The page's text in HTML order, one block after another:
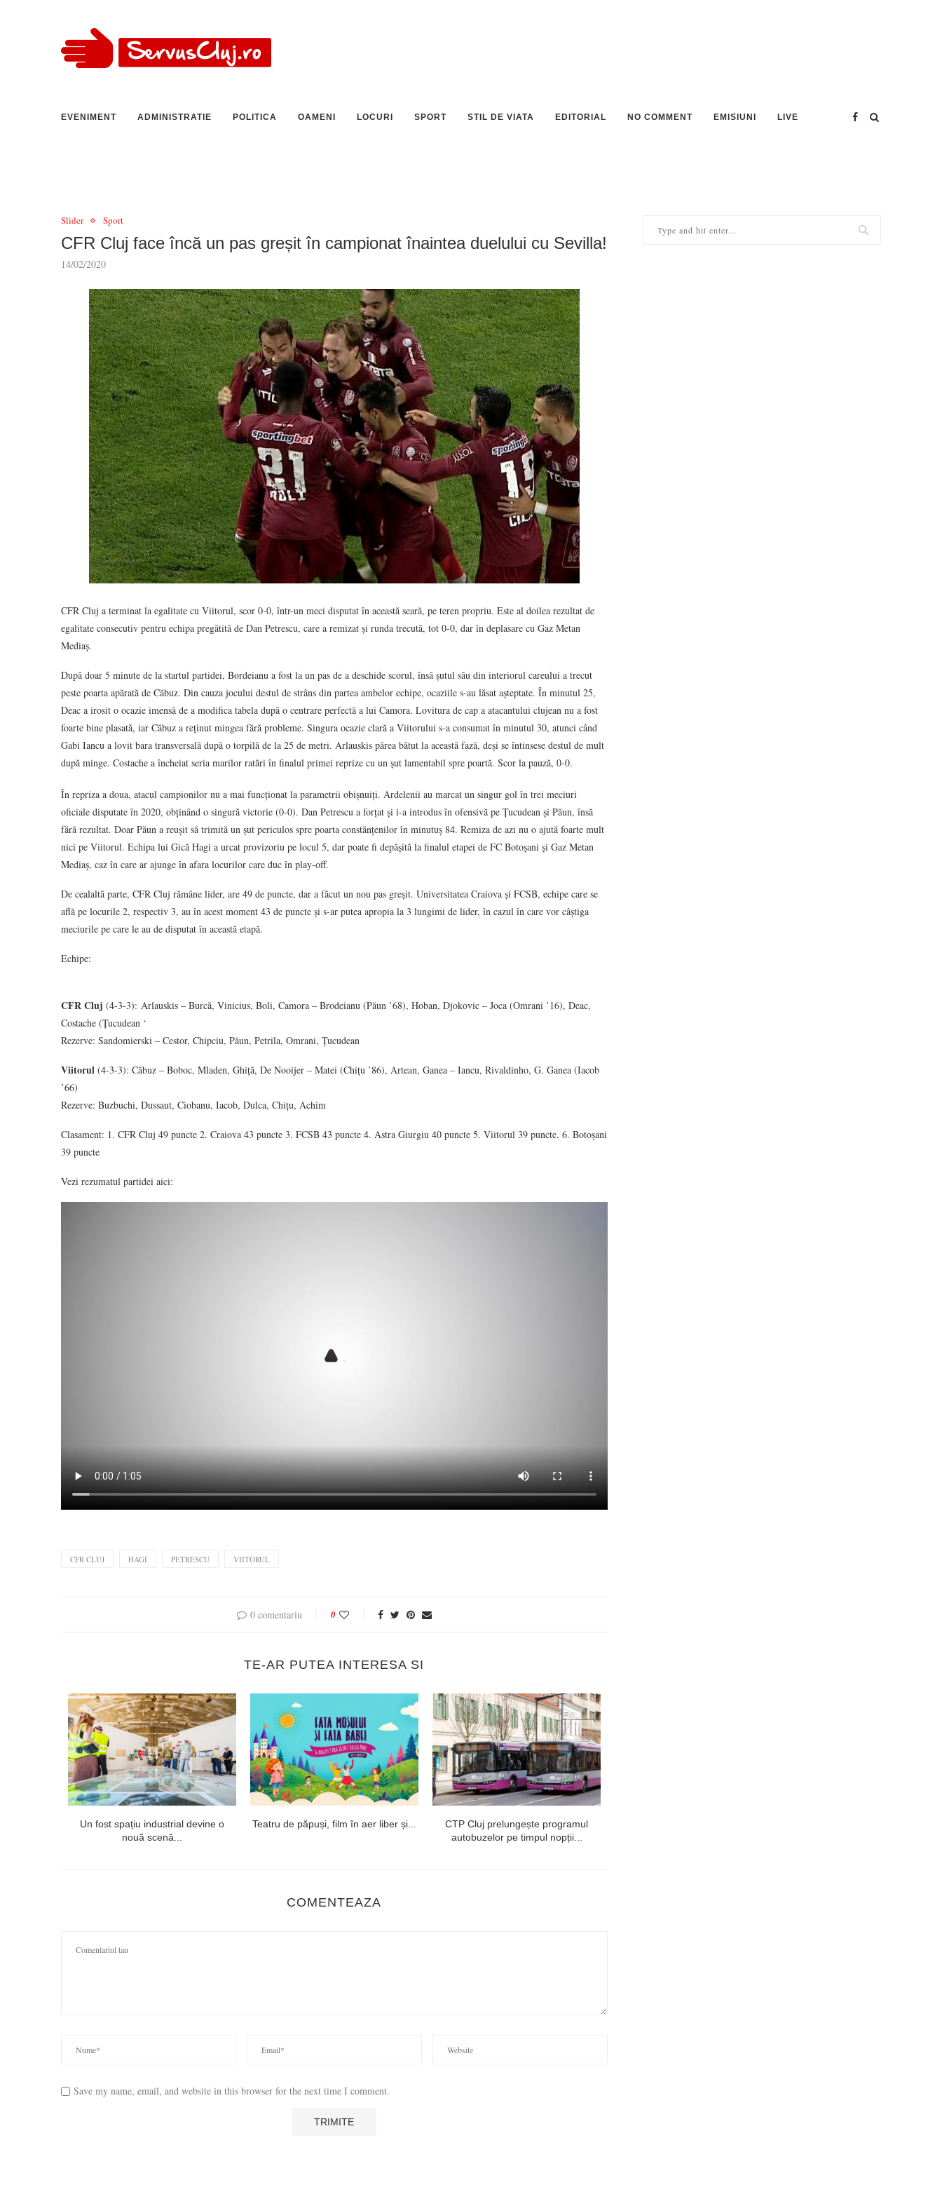
EVENIMENT ADMINISTRATIE POLITICA OAMENI LOCURI SPORT STIL DE VIATA EDITORIAL NO COMMENT EMISIUNI LIVE
Slider Sport
CFR Cluj face încă un pas greșit în campionat înaintea duelului cu Sevilla!
14/02/2020
CFR Cluj a terminat la egalitate cu Viitorul, scor 0-0, într-un meci disputat în această seară, pe teren propriu. Este al doilea rezultat de
egalitate consecutiv pentru echipa pregătită de Dan Petrescu, care a remizat și runda trecută, tot 0-0, dar în deplasare cu Gaz Metan
Mediaș.
După doar 5 minute de la startul partidei, Bordeianu a fost la un pas de a deschide scorul, însă șutul său din interiorul careului a trecut
peste poarta apărată de Căbuz. Din cauza jocului destul de strâns din partea ambelor echipe, ocaziile s-au lăsat așteptate. În minutul 25,
Deac a irosit o ocazie imensă de a modifica tabela după o centrare perfectă a lui Camora. Lovitura de cap a atacantului clujean nu a fost
foarte bine plasată, iar Căbuz a reținut mingea fără probleme. Singura ocazie clară a Viitorului s-a consumat în minutul 30, atunci când
Gabi Iancu a lovit bara transversală după o torpilă de la 25 de metri. Arlauskis părea bătut la această fază, deși se întinsese destul de mult
după minge. Costache a încheiat seria marilor ratări în finalul primei reprize cu un șut lamentabil spre poartă. Scor la pauză, 0-0.
În repriza a doua, atacul campionilor nu a mai funcționat la parametrii obișnuiți. Ardelenii au marcat un singur gol în trei meciuri
oficiale disputate în 2020, obținând o singură victorie (0-0). Dan Petrescu a forțat și i-a introdus în ofensivă pe Țucudean și Păun, însă
fără rezultat. Doar Păun a reușit să trimită un șut periculos spre poarta constănțenilor în minutuș 84. Remiza de azi nu o ajută foarte mult
nici pe Viitorul. Echipa lui Gică Hagi a urcat provizoriu pe locul 5, dar poate fi depășită la finalul etapei de FC Botoșani și Gaz Metan
Mediaș, caz în care ar ajunge în afara locurilor care duc în play-off.
De cealaltă parte, CFR Cluj rămâne lider, are 49 de puncte, dar a făcut un nou pas greșit. Universitatea Craiova și FCSB, echipe care se
află pe locurile 2, respectiv 3, au în acest moment 43 de puncte și s-ar putea apropia la 3 lungimi de lider, în cazul în care vor câștiga
meciurile pe care le au de disputat în această etapă.
Echipe:
CFR Cluj (4-3-3): Arlauskis – Burcă, Vinicius, Boli, Camora – Brodeianu (Păun ’68), Hoban, Djokovic – Joca (Omrani ’16), Deac,
Costache (Țucudean ‘
Rezerve: Sandomierski – Cestor, Chipciu, Păun, Petrila, Omrani, Țucudean
Viitorul (4-3-3): Căbuz – Boboc, Mladen, Ghiță, De Nooijer – Matei (Chițu ’86), Artean, Ganea – Iancu, Rivaldinho, G. Ganea (Iacob
’66)
Rezerve: Buzbuchi, Dussaut, Ciobanu, Iacob, Dulca, Chițu, Achim
Clasament: 1. CFR Cluj 49 puncte 2. Craiova 43 puncte 3. FCSB 43 puncte 4. Astra Giurgiu 40 puncte 5. Viitorul 39 puncte. 6. Botoșani
39 puncte
Vezi rezumatul partidei aici:
CFR CLUJ HAGI PETRESCU VIITORUL
0 comentariu 0
TE-AR PUTEA INTERESA SI
Un fost spațiu industrial devine o
nouă scenă...
Teatru de păpuși, film în aer liber și...
CTP Cluj prelungește programul
autobuzelor pe timpul nopții...
COMENTEAZA
Save my name, email, and website in this browser for the next time I comment.